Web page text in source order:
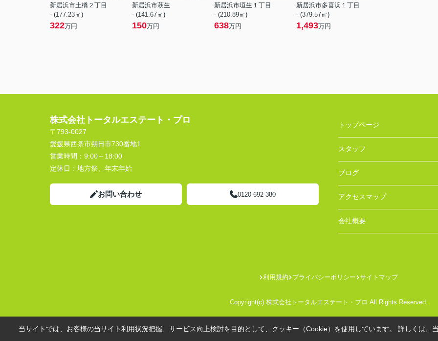
新居浜市土橋２丁目
- (177.23㎡)
322万円
新居浜市萩生
- (141.67㎡)
150万円
新居浜市垣生１丁目
- (210.89㎡)
638万円
新居浜市多喜浜１丁目
- (379.57㎡)
1,493万円
株式会社トータルエステート・プロ
〒793-0027
愛媛県西条市朔日市730番地1
営業時間： 9:00～18:00
定休日： 地方祭、年末年始
お問い合わせ 0120-692-380
トップページ
スタッフ
ブログ
アクセスマップ
会社概要
利用規約 プライバシーポリシー サイトマップ
Copyright(c) 株式会社トータルエステート・プロ All Rights Reserved.
当サイトでは、お客様の当サイト利用状況把握、サービス向上検討を目的として、クッキー（Cookie）を使用しています。 詳しくは、